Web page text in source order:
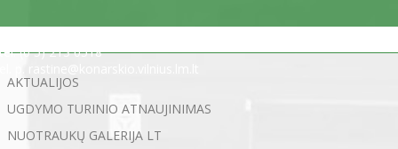
tel. (0 5) 213 0518
AKTUALIJOS
UGDYMO TURINIO ATNAUJINIMAS
NUOTRAUKŲ GALERIJA LT